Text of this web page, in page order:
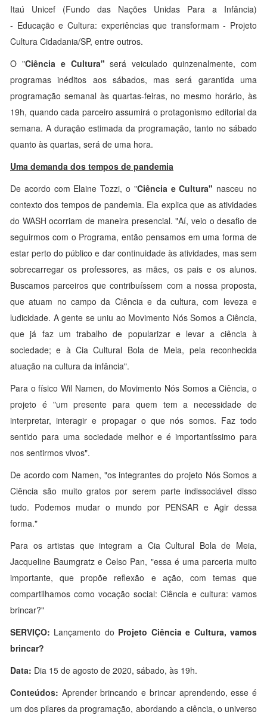
Itaú Unicef (Fundo das Nações Unidas Para a Infância)
- Educação e Cultura: experiências que transformam - Projeto
Cultura Cidadania/SP, entre outros.
O "Ciência e Cultura" será veiculado quinzenalmente, com
programas inéditos aos sábados, mas será garantida uma
programação semanal às quartas-feiras, no mesmo horário, às
19h, quando cada parceiro assumirá o protagonismo editorial da
semana. A duração estimada da programação, tanto no sábado
quanto às quartas, será de uma hora.
Uma demanda dos tempos de pandemia
De acordo com Elaine Tozzi, o "Ciência e Cultura" nasceu no
contexto dos tempos de pandemia. Ela explica que as atividades
do WASH ocorriam de maneira presencial. "Aí, veio o desafio de
seguirmos com o Programa, então pensamos em uma forma de
estar perto do público e dar continuidade às atividades, mas sem
sobrecarregar os professores, as mães, os pais e os alunos.
Buscamos parceiros que contribuíssem com a nossa proposta,
que atuam no campo da Ciência e da cultura, com leveza e
ludicidade. A gente se uniu ao Movimento Nós Somos a Ciência,
que já faz um trabalho de popularizar e levar a ciência à
sociedade; e à Cia Cultural Bola de Meia, pela reconhecida
atuação na cultura da infância".
Para o físico Wil Namen, do Movimento Nós Somos a Ciência, o
projeto é "um presente para quem tem a necessidade de
interpretar, interagir e propagar o que nós somos. Faz todo
sentido para uma sociedade melhor e é importantíssimo para
nos sentirmos vivos".
De acordo com Namen, "os integrantes do projeto Nós Somos a
Ciência são muito gratos por serem parte indissociável disso
tudo. Podemos mudar o mundo por PENSAR e Agir dessa
forma."
Para os artistas que integram a Cia Cultural Bola de Meia,
Jacqueline Baumgratz e Celso Pan, "essa é uma parceria muito
importante, que propõe reflexão e ação, com temas que
compartilhamos como vocação social: Ciência e cultura: vamos
brincar?"
SERVIÇO: Lançamento do Projeto Ciência e Cultura, vamos
brincar?
Data: Dia 15 de agosto de 2020, sábado, às 19h.
Conteúdos: Aprender brincando e brincar aprendendo, esse é
um dos pilares da programação, abordando a ciência, o universo